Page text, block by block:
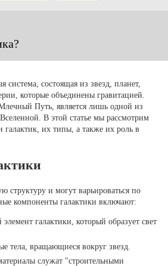
система, состоящая из звезд, планет,
которые объединены гравитацией.
Путь, является лишь одной из
В этой статье мы рассмотрим
галактик, их типы, а также их роль в
структуру и могут варьироваться по
компоненты галактики включают:
галактики, который образует свет
тела, вращающиеся вокруг звезд.
служат "строительными